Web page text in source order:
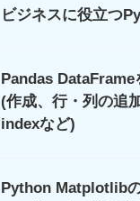
ビジネスに役立つ
Pandas DataFrame
(作成、行・列の追
indexなど)
Python Matplotlib